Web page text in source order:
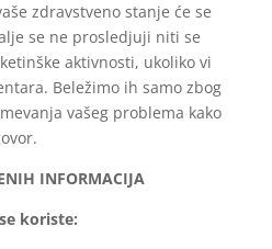
zdravstveno stanje će se
se ne prosledjuji niti se
aktivnosti, ukoliko vi
Beležimo ih samo zbog
vašeg problema kako
INFORMACIJA
koriste: